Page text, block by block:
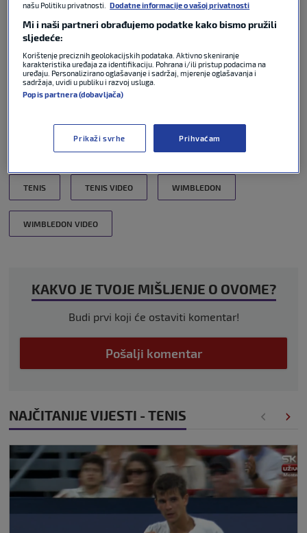
Gledatelji u Hrvatskoj program regionalnog
sportskog kanala Sport Klub i ubuduće će moći
pratiti na A1, Hrvatskom Telekomu, Telemachu,
Total TV-u, OptiTV-u, te preko platforme EON koja
je dostupna svim gledateljima.
FELIX AUGER-ALIASSIME NOVAK ĐOKOVIĆ
TENIS TENIS VIDEO WIMBLEDON
WIMBLEDON VIDEO
KAKVO JE TVOJE MIŠLJENJE O OVOME?
Budi prvi koji će ostaviti komentar!
Pošalji komentar
NAJČITANIJE VIJESTI - TENIS
našu Politiku privatnosti.
Dodatne informacije o vašoj privatnosti
Mi i naši partneri obrađujemo podatke kako bismo pružili
sljedeće:
Korištenje preciznih geolokacijskih podataka. Aktivno skeniranje
karakteristika uređaja za identifikaciju. Pohrana i/ili pristup podacima na
uređaju. Personalizirano oglašavanje i sadržaj, mjerenje oglašavanja i
sadržaja, uvidi u publiku i razvoj usluga.
Popis partnera (dobavljača)
Prikaži svrhe Prihvaćam